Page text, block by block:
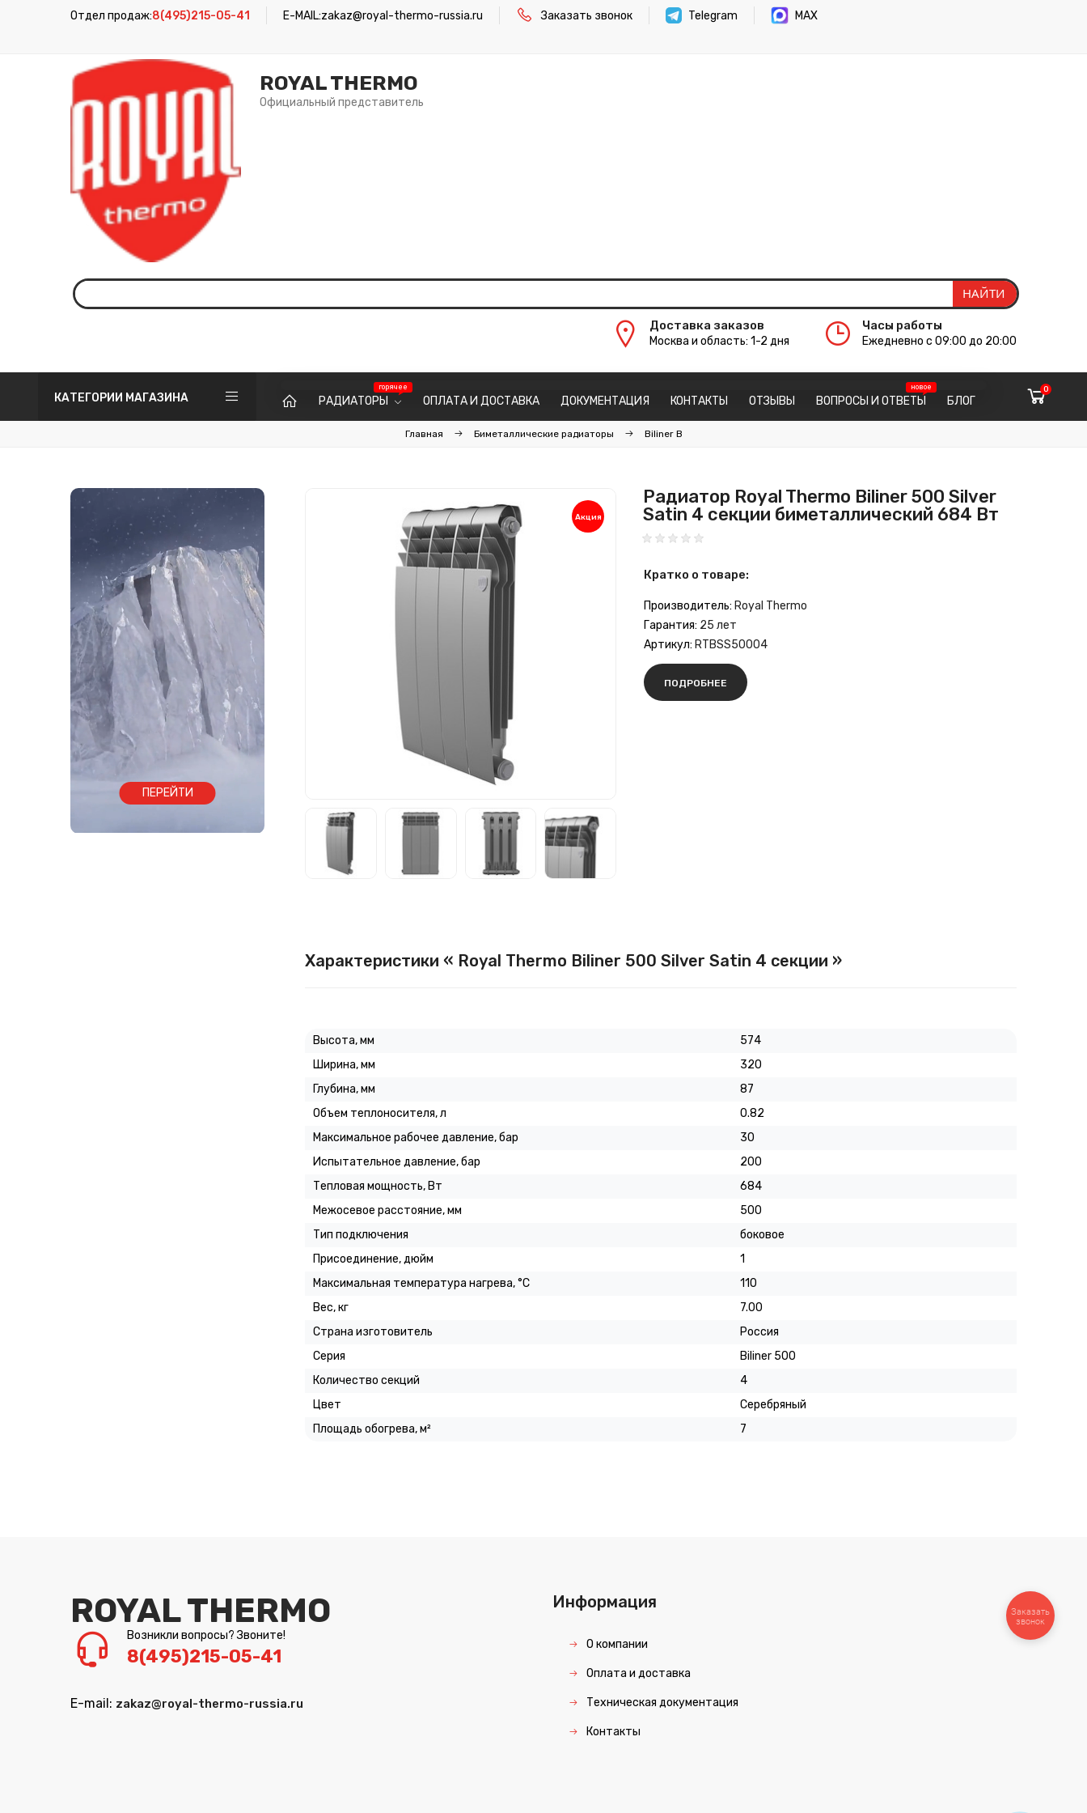
Отдел продаж:8(495)215-05-41 E-MAIL:zakaz@royal-thermo-russia.ru Заказать звонок Telegram MAX
ROYAL THERMO
Официальный представитель
Доставка заказов
Москва и область: 1-2 дня
Часы работы
Ежедневно с 09:00 до 20:00
КАТЕГОРИИ МАГАЗИНА РАДИАТОРЫ ОПЛАТА И ДОСТАВКА ДОКУМЕНТАЦИЯ КОНТАКТЫ ОТЗЫВЫ ВОПРОСЫ И ОТВЕТЫ БЛОГ
0
Главная Биметаллические радиаторы Biliner B
Акция
Радиатор Royal Thermo Biliner 500 Silver
Satin 4 секции биметаллический 684 Вт
Кратко о товаре:
Производитель: Royal Thermo
Гарантия: 25 лет
Артикул: RTBSS50004
ПОДРОБНЕЕ
Характеристики « Royal Thermo Biliner 500 Silver Satin 4 секции »
Высота, мм
574
Ширина, мм
320
Глубина, мм
87
Объем теплоносителя, л
0.82
Максимальное рабочее давление, бар
30
Испытательное давление, бар
200
Тепловая мощность, Вт
684
Межосевое расстояние, мм
500
Тип подключения
боковое
Присоединение, дюйм
1
Максимальная температура нагрева, °C
110
Вес, кг
7.00
Страна изготовитель
Россия
Серия
Biliner 500
Количество секций
4
Цвет
Серебряный
Площадь обогрева, м²
7
ПЕРЕЙТИ
ROYAL THERMO
Возникли вопросы? Звоните!
8(495)215-05-41
E-mail: zakaz@royal-thermo-russia.ru
Информация
О компании
Оплата и доставка
Техническая документация
Контакты
Заказать
звонок